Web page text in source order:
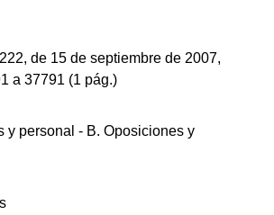
222, de 15 de septiembre de 2007,
a 37791 (1 pág.)
y personal - B. Oposiciones y